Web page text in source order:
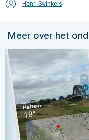
Henri Swinkels
Meer over het
Impressies maken,